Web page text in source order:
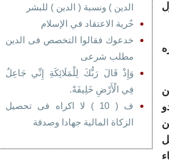
الدين ) ونسبة ( الدين ) للبشر
حُرية الاعتقاد في الإسلام
خدعوك فقالوا التخصص فى الدين
مطلب شرعى
وَإِذْ قَالَ رَبُّكَ لِلْمَلَائِكَةِ إِنِّي جَاعِلٌ
فِي الْأَرْضِ خَلِيفَةً.
ف ( 10 ) لا اكراه فى تحصيل
الزكاة المالية جهادا وصدقة